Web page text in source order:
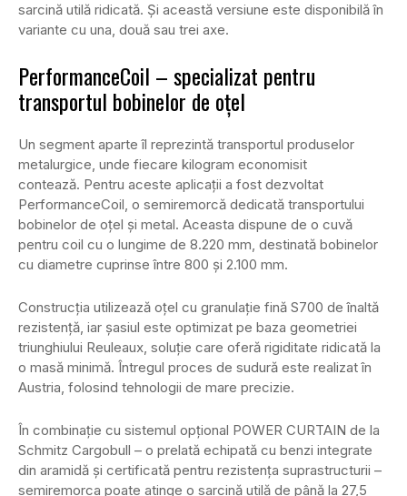
sarcină utilă ridicată. Și această versiune este disponibilă în
variante cu una, două sau trei axe.
PerformanceCoil – specializat pentru
transportul bobinelor de oțel
Un segment aparte îl reprezintă transportul produselor
metalurgice, unde fiecare kilogram economisit
contează. Pentru aceste aplicații a fost dezvoltat
PerformanceCoil, o semiremorcă dedicată transportului
bobinelor de oțel și metal. Aceasta dispune de o cuvă
pentru coil cu o lungime de 8.220 mm, destinată bobinelor
cu diametre cuprinse între 800 și 2.100 mm.
Construcția utilizează oțel cu granulație fină S700 de înaltă
rezistență, iar șasiul este optimizat pe baza geometriei
triunghiului Reuleaux, soluție care oferă rigiditate ridicată la
o masă minimă. Întregul proces de sudură este realizat în
Austria, folosind tehnologii de mare precizie.
În combinație cu sistemul opțional POWER CURTAIN de la
Schmitz Cargobull – o prelată echipată cu benzi integrate
din aramidă și certificată pentru rezistența suprastructurii –
semiremorca poate atinge o sarcină utilă de până la 27,5